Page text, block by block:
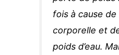
fois à cause de
corporelle et
poids d’eau.